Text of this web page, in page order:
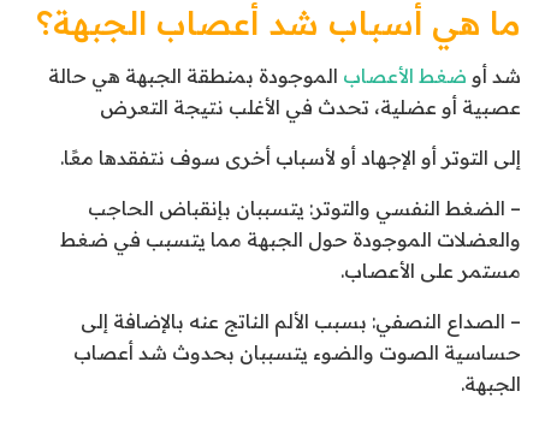
ما هي أسباب شد أعصاب الجبهة؟
شد أو ضغط الأعصاب الموجودة بمنطقة الجبهة هي حالة
عصبية أو عضلية، تحدث في الأغلب نتيجة التعرض
إلى التوتر أو الإجهاد أو لأسباب أخرى سوف نتفقدها معًا.
– الضغط النفسي والتوتر: يتسببان بإنقباض الحاجب
والعضلات الموجودة حول الجبهة مما يتسبب في ضغط
مستمر على الأعصاب.
– الصداع النصفي: بسبب الألم الناتج عنه بالإضافة إلى
حساسية الصوت والضوء يتسببان بحدوث شد أعصاب
الجبهة.